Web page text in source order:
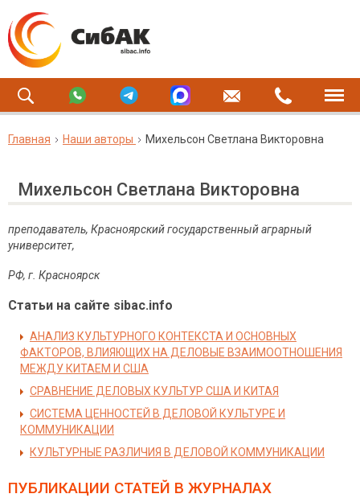
Главная Наши авторы Михельсон Светлана Викторовна
Михельсон Светлана Викторовна
преподаватель, Красноярский государственный аграрный
университет,
РФ, г. Красноярск
Статьи на сайте sibac.info
АНАЛИЗ КУЛЬТУРНОГО КОНТЕКСТА И ОСНОВНЫХ
ФАКТОРОВ, ВЛИЯЮЩИХ НА ДЕЛОВЫЕ ВЗАИМООТНОШЕНИЯ
МЕЖДУ КИТАЕМ И США
СРАВНЕНИЕ ДЕЛОВЫХ КУЛЬТУР США И КИТАЯ
СИСТЕМА ЦЕННОСТЕЙ В ДЕЛОВОЙ КУЛЬТУРЕ И
КОММУНИКАЦИИ
КУЛЬТУРНЫЕ РАЗЛИЧИЯ В ДЕЛОВОЙ КОММУНИКАЦИИ
ПУБЛИКАЦИИ СТАТЕЙ В ЖУРНАЛАХ